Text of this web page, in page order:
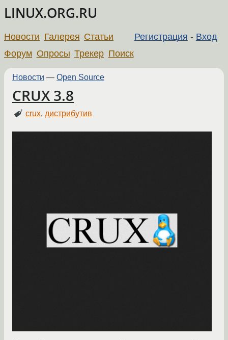
LINUX.ORG.RU
Регистрация - Вход
Новости Галерея Статьи
Форум Опросы Трекер Поиск
Новости — Open Source
CRUX 3.8
crux,дистрибутив